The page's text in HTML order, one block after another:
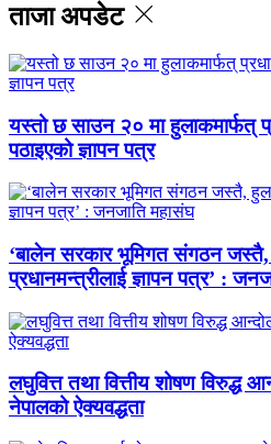
ताजा अपडेट
यस्तो छ साउन २० मा हुलाकमार्फत्
पठाइएको ज्ञापन पत्र
‘बालेन सरकार भूमिगत संगठन जस्तै,
प्रधानमन्त्रीलाई ज्ञापन पत्र’ :
लघुवित्त तथा वित्तीय शोषण विरुद्ध
नेपालको ऐक्यवद्धता